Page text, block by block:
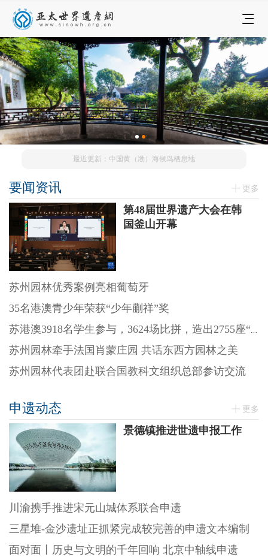
最近更新：中国黄（渤）海候鸟栖息地
要闻资讯 更多
第48届世界遗产大会在韩
国釜山开幕
苏州园林优秀案例亮相葡萄牙
35名港澳青少年荣获“少年蒯祥”奖
苏港澳3918名学生参与，3624场比拼，造出2755座“迷你园林”
苏州园林牵手法国肖蒙庄园 共话东西方园林之美
苏州园林代表团赴联合国教科文组织总部参访交流
申遗动态 更多
景德镇推进世遗申报工作
川渝携手推进宋元山城体系联合申遗
三星堆-金沙遗址正抓紧完成较完善的申遗文本编制
面对面丨历史与文明的千年回响 北京中轴线申遗